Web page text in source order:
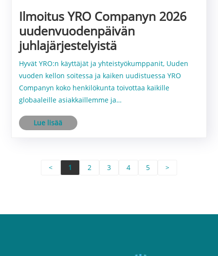
Ilmoitus YRO Companyn 2026
uudenvuodenpäivän
juhlajärjestelyistä
Hyvät YRO:n käyttäjät ja yhteistyökumppanit, Uuden
vuoden kellon soitessa ja kaiken uudistuessa YRO
Companyn koko henkilökunta toivottaa kaikille
globaaleille asiakkaillemme ja
uudenvuodentoivotukset jatkuvasta tuestanne ja
Lue lisää
< 1 2 3 4 5 >